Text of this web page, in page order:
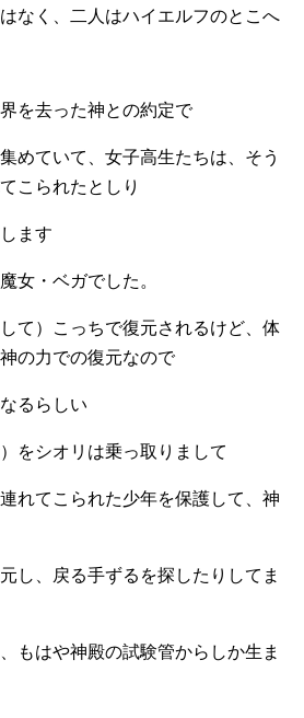
なく、二人はハイエルフのとこへ
を去った神との約定で
めていて、女子高生たちは、そう
こられたとしり
ます
女・ベガでした。
て）こっちで復元されるけど、体
の力での復元なので
るらしい
をシオリは乗っ取りまして
れてこられた少年を保護して、神
し、戻る手ずるを探したりしてま
もはや神殿の試験管からしか生ま